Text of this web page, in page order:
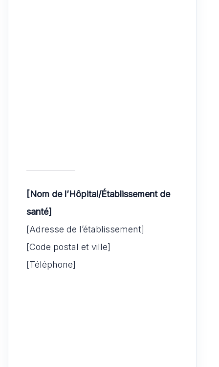
[Nom de l’Hôpital/Établissement de
santé]
[Adresse de l’établissement]
[Code postal et ville]
[Téléphone]